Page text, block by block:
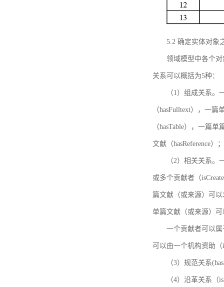
5.2 确定实体对象
领域模型中各个
关系可以概括为5种：
（1）组成关系
（hasFulltext），一
（hasTable），一篇
文献（hasReference）；
（2）相关关系
或多个贡献者（
篇文献（或来源）可
单篇文献（或来源）可
一个贡献者可以
可以由一个机构资助（
（3）规范关系
（4）沿革关系